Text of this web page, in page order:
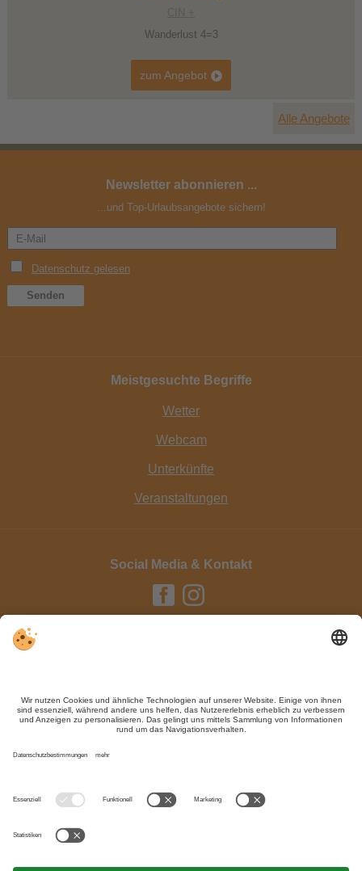
Wanderlust 4=3
zum Angebot
Alle Angebote
Newsletter abonnieren ...
...und Top-Urlaubsangebote sichern!
Meistgesuchte Begriffe
Wetter
Webcam
Unterkünfte
Veranstaltungen
Social Media & Kontakt
Sitemap
Individuelle Cookie-Einstellungen
auftreten. Wir übernehmen keine Gewähr für die Richtigkeit und Vollständigkeit
Informieren Sie sich sicherheitshalber nochmals beim Veranstalter vor Ort über